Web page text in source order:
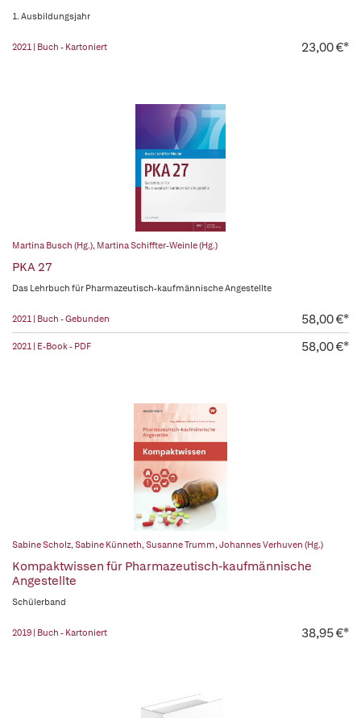
1. Ausbildungsjahr
2021 | Buch - Kartoniert 23,00 €*
Martina Busch (Hg.), Martina Schiffter-Weinle (Hg.)
PKA 27
Das Lehrbuch für Pharmazeutisch-kaufmännische Angestellte
2021 | Buch - Gebunden 58,00 €*
2021 | E-Book - PDF 58,00 €*
Sabine Scholz,Sabine Künneth,Susanne Trumm,Johannes Verhuven (Hg.)
Kompaktwissen für Pharmazeutisch-kaufmännische
Angestellte
Schülerband
2019 | Buch - Kartoniert 38,95 €*